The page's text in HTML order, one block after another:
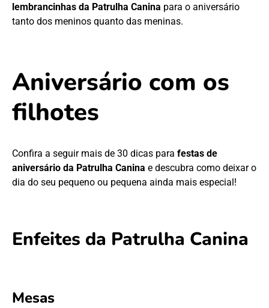
lembrancinhas da Patrulha Canina para o aniversário
tanto dos meninos quanto das meninas.
Aniversário com os
filhotes
Confira a seguir mais de 30 dicas para festas de
aniversário da Patrulha Canina e descubra como deixar o
dia do seu pequeno ou pequena ainda mais especial!
Enfeites da Patrulha Canina
Mesas